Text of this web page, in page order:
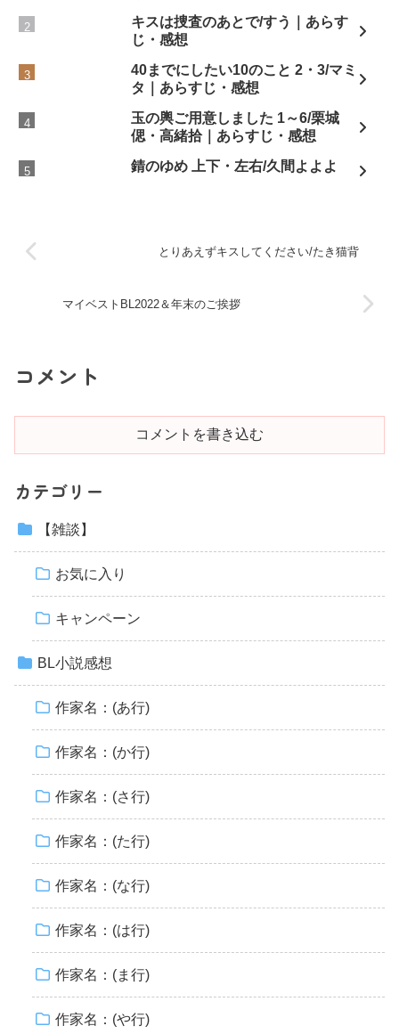
キスは捜査のあとで/すう｜あらす
じ・感想
40までにしたい10のこと 2・3/マミ
タ｜あらすじ・感想
玉の輿ご用意しました 1～6/栗城
偲・高緒拾｜あらすじ・感想
錆のゆめ 上下・左右/久間よよよ
とりあえずキスしてください/たき猫背
マイベストBL2022＆年末のご挨拶
コメント
コメントを書き込む
カテゴリー
【雑談】
お気に入り
キャンペーン
BL小説感想
作家名：(あ行)
作家名：(か行)
作家名：(さ行)
作家名：(た行)
作家名：(な行)
作家名：(は行)
作家名：(ま行)
作家名：(や行)